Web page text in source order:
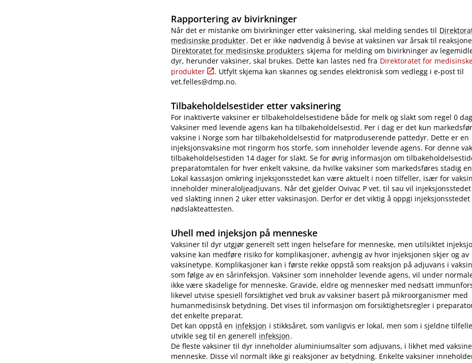
Rapportering av bivirkninger
Når det er mistanke om bivirkninger etter vaksinering, skal melding sendes til
medisinske produkter. Det er ikke nødvendig å bevise at vaksinen var årsak til
Direktoratet for medisinske produkters skjema for melding om bivirkninger av
dyr, herunder vaksiner, skal brukes. Dette kan lastes ned fra Direktoratet for
produkter
. Utfylt skjema kan skannes og sendes elektronisk som vedlegg i e-post til
vet.felles@dmp.no.
Tilbakeholdelsestider etter vaksinering
For inaktiverte vaksiner er tilbakeholdelsestidene både for melk og slakt som regel 0
Vaksiner med levende agens kan ha tilbakeholdelsestid. Per i dag er det kun
vaksine i Norge som har tilbakeholdelsestid for matproduserende pattedyr. Dette er en
injeksjonsvaksine mot ringorm hos storfe, som inneholder levende agens. For denne
tilbakeholdelsestiden 14 dager for slakt. Se for øvrig informasjon om
preparatomtalen for hver enkelt vaksine, da hvilke vaksiner som markedsføres stadig
Lokal kassasjon omkring injeksjonsstedet kan være aktuelt i noen tilfeller, især for
inneholder mineraloljeadjuvans. Når det gjelder Ovivac P vet. til sau vil injeksjonsstedet
ved slakting innen 2 uker etter vaksinasjon. Derfor er det viktig å oppgi injeksjonsstedet
nødslakteattesten.
Uhell med injeksjon på menneske
Vaksiner til dyr utgjør generelt sett ingen helsefare for menneske, men utilsiktet
vaksine kan medføre risiko for komplikasjoner, avhengig av hvor injeksjonen skjer og av
vaksinetype. Komplikasjoner kan i første rekke oppstå som reaksjon på adjuvans i
som følge av en sårinfeksjon. Vaksiner som inneholder levende agens, vil under
ikke være skadelige for menneske. Gravide, eldre og mennesker med nedsatt
likevel utvise spesiell forsiktighet ved bruk av vaksiner basert på mikroorganismer med
humanmedisinsk betydning. Det vises til informasjon om forsiktighetsregler i
det enkelte preparat.
Det kan oppstå en infeksjon i stikksåret, som vanligvis er lokal, men som i sjeldne
utvikle seg til en generell infeksjon.
De fleste vaksiner til dyr inneholder aluminiumsalter som adjuvans, i likhet med
menneske. Disse vil normalt ikke gi reaksjoner av betydning. Enkelte vaksiner